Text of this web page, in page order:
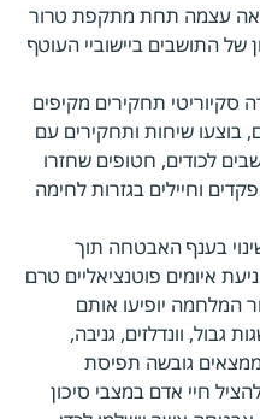
מצאה עצמה תחת מתקפת טרור
התושבים ביישוביי העוטף
תחקירים מקיפים
בוצעו שיחות ותחקירים עם
לכודים, חטופים שחזרו
וחיילים בגזרות לחימה
בענף האבטחה תוך
איומים פוטנציאליים טרם
יופיעו אותם
גבול, וונדלזים, גניבה,
גובשה תפיסת
חיי אדם במצבי סיכון